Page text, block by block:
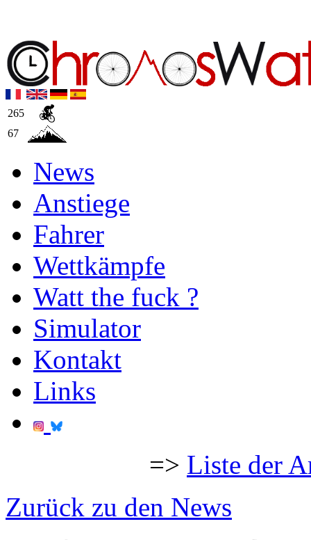
265
67
News
Anstiege
Fahrer
Wettkämpfe
Watt the fuck ?
Simulator
Kontakt
Links
=> Liste der
Zurück zu den News